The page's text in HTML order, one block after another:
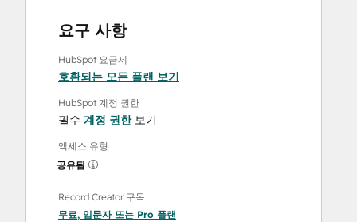
요구 사항
HubSpot 요금제
호환되는 모든 플랜 보기
HubSpot 계정 권한
필수 계정 권한보기
액세스 유형
공유됨
Record Creator 구독
무료, 입문자또는 Pro 플랜